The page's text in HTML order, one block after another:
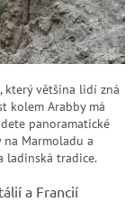
který většina lidí zná
kolem Arabby má
panoramatické
na Marmoladu a
ladinská tradice.
a Francií